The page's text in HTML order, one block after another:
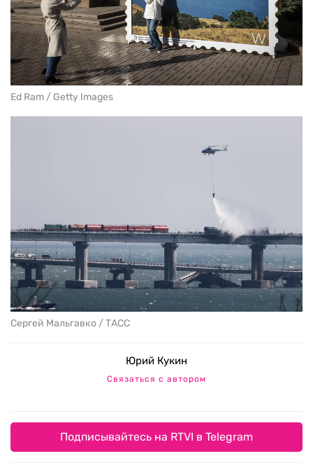
Ed Ram / Getty Images
Сергей Мальгавко / ТАСС
Юрий Кукин
Связаться с автором
Подписывайтесь на RTVI в Telegram